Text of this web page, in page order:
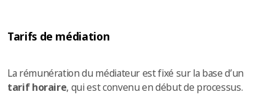
Tarifs de médiation
La rémunération du médiateur est fixé sur la base d’un
tarif horaire, qui est convenu en début de processus.